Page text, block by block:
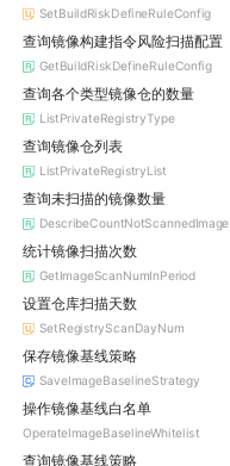
SetBuildRiskDefineRuleConfig
查询镜像构建指令风险扫描配置
GetBuildRiskDefineRuleConfig
查询各个类型镜像仓的数量
ListPrivateRegistryType
查询镜像仓列表
ListPrivateRegistryList
查询未扫描的镜像数量
DescribeCountNotScannedImage
统计镜像扫描次数
GetImageScanNumInPeriod
设置仓库扫描天数
SetRegistryScanDayNum
保存镜像基线策略
SaveImageBaselineStrategy
操作镜像基线白名单
OperateImageBaselineWhitelist
查询镜像基线策略